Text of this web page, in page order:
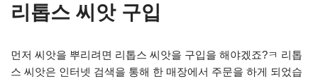
리톱스 씨앗 구입
먼저 씨앗을 뿌리려면 리톱스 씨앗을 구입을 해야겠죠?ㅋ 리톱
스 씨앗은 인터넷 검색을 통해 한 매장에서 주문을 하게 되었습